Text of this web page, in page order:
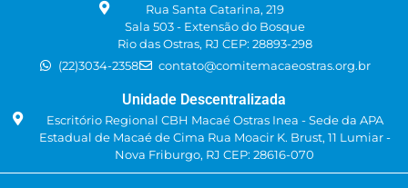
Rua Santa Catarina, 219
Sala 503 - Extensão do Bosque
Rio das Ostras, RJ CEP: 28893-298
(22)3034-2358
contato@comitemacaeostras.org.br
Unidade Descentralizada
Escritório Regional CBH Macaé Ostras Inea - Sede da APA
Estadual de Macaé de Cima Rua Moacir K. Brust, 11 Lumiar -
Nova Friburgo, RJ CEP: 28616-070